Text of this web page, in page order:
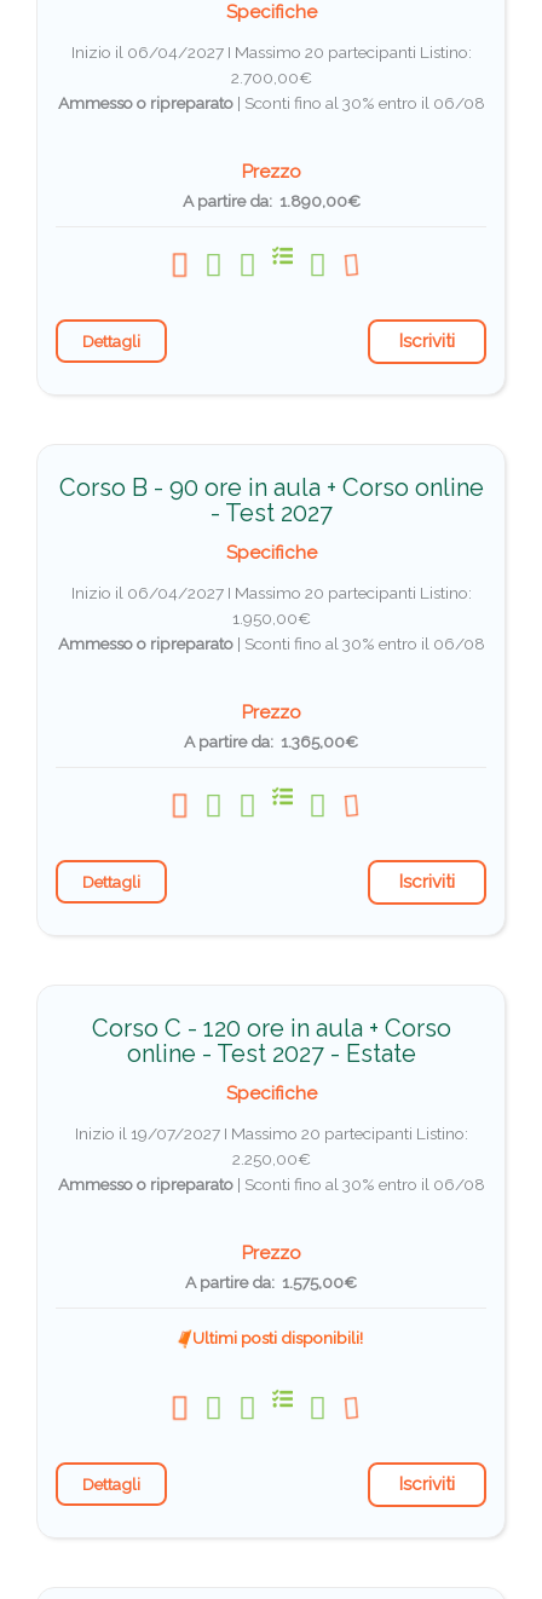
Specifiche
Inizio il 06/04/2027 I Massimo 20 partecipanti Listino:
2.700,00€
Ammesso o ripreparato| Sconti fino al 30% entro il 06/08
Prezzo
A partire da: 1.890,00€
Dettagli Iscriviti
Corso B - 90 ore in aula + Corso online
- Test 2027
Specifiche
Inizio il 06/04/2027 I Massimo 20 partecipanti Listino:
1.950,00€
Ammesso o ripreparato| Sconti fino al 30% entro il 06/08
Prezzo
A partire da: 1.365,00€
Dettagli Iscriviti
Corso C - 120 ore in aula + Corso
online - Test 2027 - Estate
Specifiche
Inizio il 19/07/2027 I Massimo 20 partecipanti Listino:
2.250,00€
Ammesso o ripreparato| Sconti fino al 30% entro il 06/08
Prezzo
A partire da: 1.575,00€
Ultimi posti disponibili!
Dettagli Iscriviti